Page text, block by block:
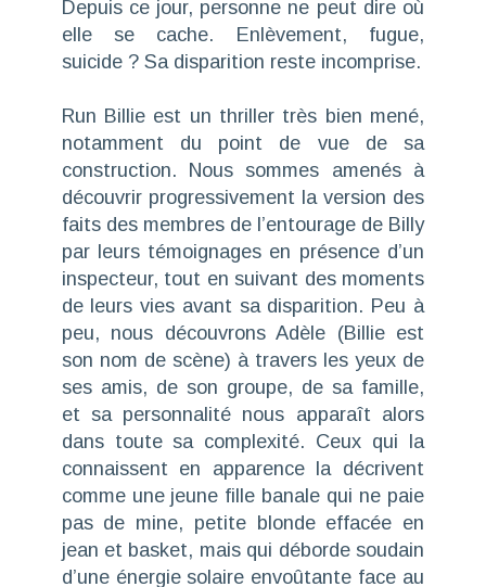
Depuis ce jour, personne ne peut dire où
elle se cache. Enlèvement, fugue,
suicide ? Sa disparition reste incomprise.
Run Billie est un thriller très bien mené,
notamment du point de vue de sa
construction. Nous sommes amenés à
découvrir progressivement la version des
faits des membres de l’entourage de Billy
par leurs témoignages en présence d’un
inspecteur, tout en suivant des moments
de leurs vies avant sa disparition. Peu à
peu, nous découvrons Adèle (Billie est
son nom de scène) à travers les yeux de
ses amis, de son groupe, de sa famille,
et sa personnalité nous apparaît alors
dans toute sa complexité. Ceux qui la
connaissent en apparence la décrivent
comme une jeune fille banale qui ne paie
pas de mine, petite blonde effacée en
jean et basket, mais qui déborde soudain
d’une énergie solaire envoûtante face au